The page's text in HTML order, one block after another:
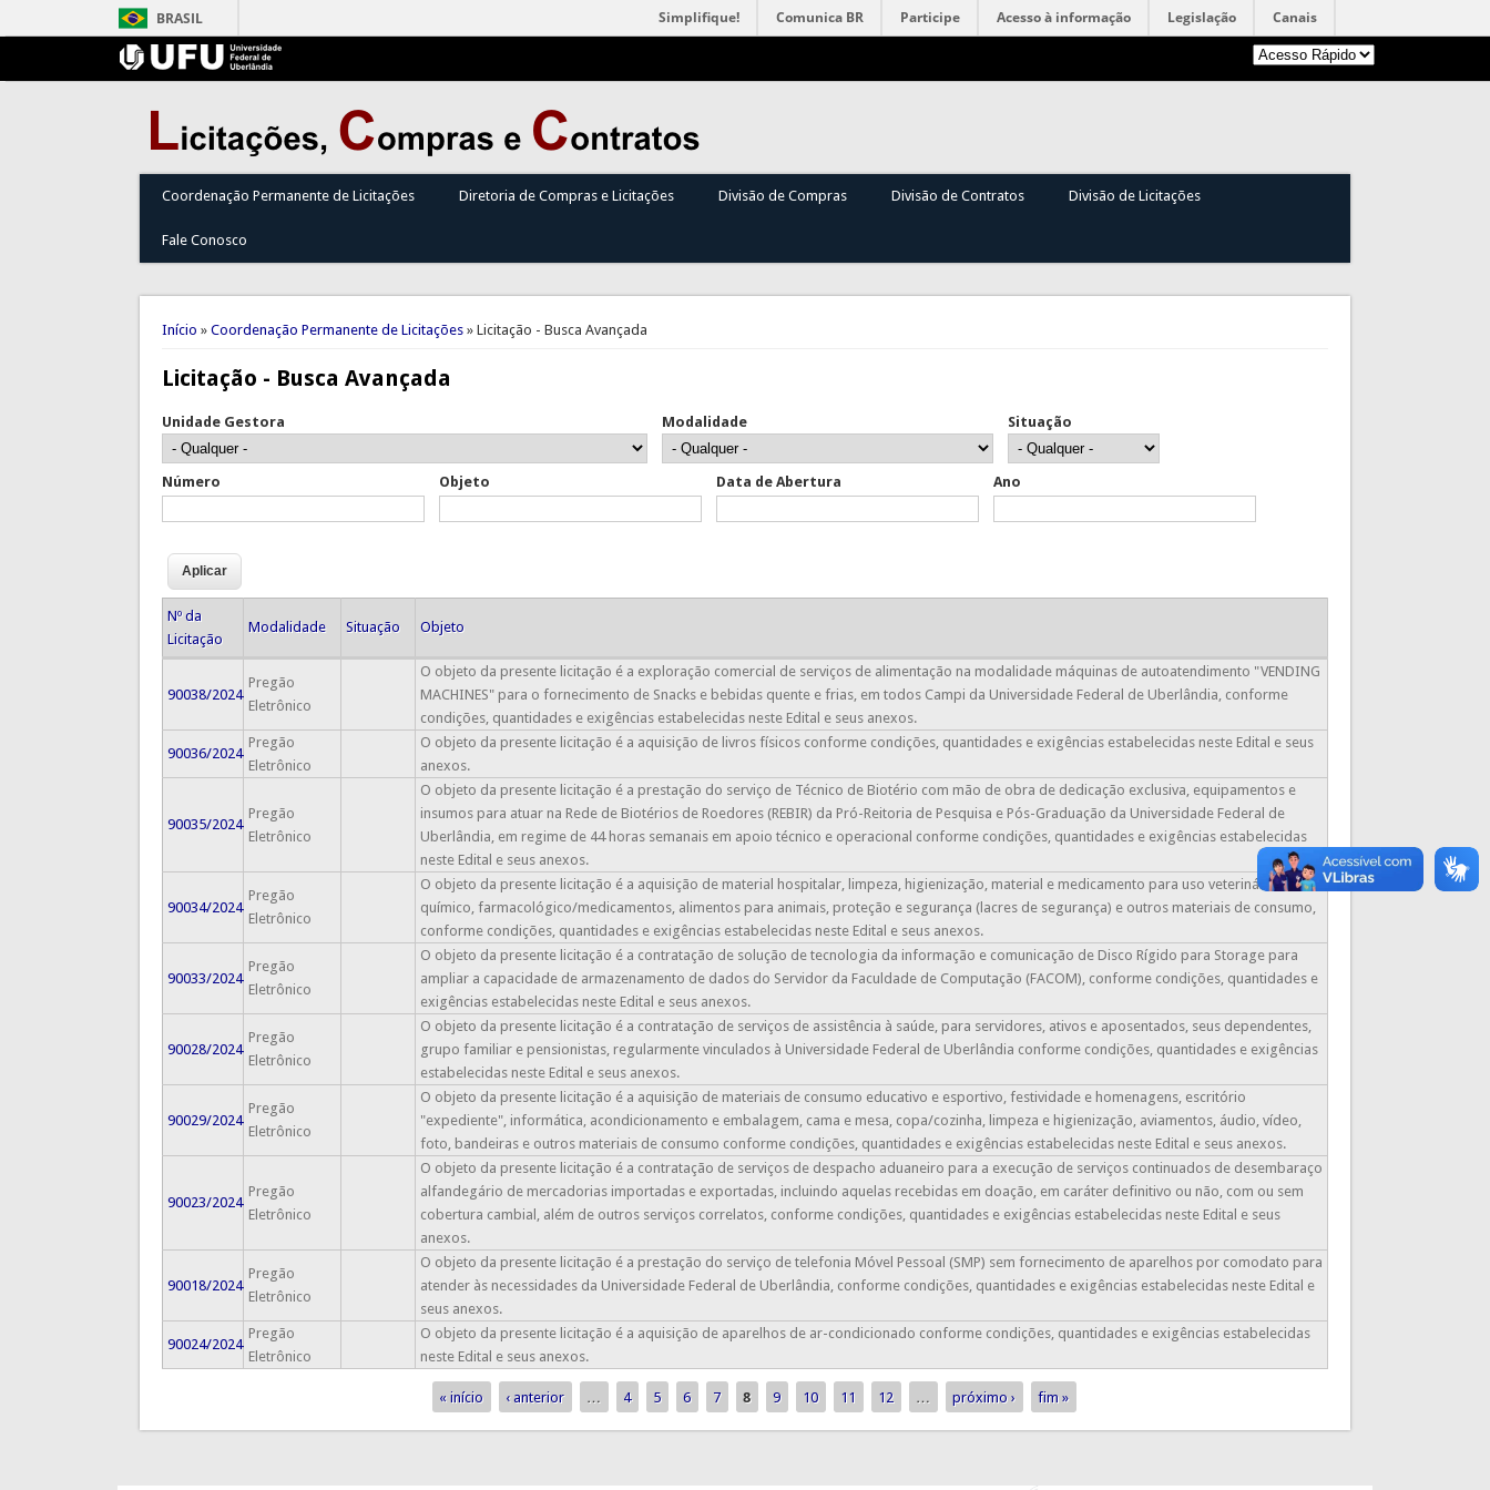
BRASIL Simplifique! Comunica BR Participe Acesso à informação Legislação Canais
Coordenação Permanente de Licitações Diretoria de Compras e Licitações Divisão de Compras Divisão de Contratos Divisão de Licitações
Fale Conosco
Você está aqui
Início » Coordenação Permanente de Licitações» Licitação - Busca Avançada
Licitação - Busca Avançada
Unidade Gestora Modalidade Situação
Número Objeto Data de Abertura Ano
Nº da
Licitação
Modalidade Situação Objeto
90038/2024
Pregão
Eletrônico
O objeto da presente licitação é a exploração comercial de serviços de alimentação na modalidade máquinas de autoatendimento "VENDING
MACHINES" para o fornecimento de Snacks e bebidas quente e frias, em todos Campi da Universidade Federal de Uberlândia, conforme
condições, quantidades e exigências estabelecidas neste Edital e seus anexos.
90036/2024
Pregão
Eletrônico
O objeto da presente licitação é a aquisição de livros físicos conforme condições, quantidades e exigências estabelecidas neste Edital e seus
anexos.
90035/2024
Pregão
Eletrônico
O objeto da presente licitação é a prestação do serviço de Técnico de Biotério com mão de obra de dedicação exclusiva, equipamentos e
insumos para atuar na Rede de Biotérios de Roedores (REBIR) da Pró-Reitoria de Pesquisa e Pós-Graduação da Universidade Federal de
Uberlândia, em regime de 44 horas semanais em apoio técnico e operacional conforme condições, quantidades e exigências estabelecidas
neste Edital e seus anexos.
90034/2024
Pregão
Eletrônico
O objeto da presente licitação é a aquisição de material hospitalar, limpeza, higienização, material e medicamento para uso veterinário,
químico, farmacológico/medicamentos, alimentos para animais, proteção e segurança (lacres de segurança) e outros materiais de consumo,
conforme condições, quantidades e exigências estabelecidas neste Edital e seus anexos.
90033/2024
Pregão
Eletrônico
O objeto da presente licitação é a contratação de solução de tecnologia da informação e comunicação de Disco Rígido para Storage para
ampliar a capacidade de armazenamento de dados do Servidor da Faculdade de Computação (FACOM), conforme condições, quantidades e
exigências estabelecidas neste Edital e seus anexos.
90028/2024
Pregão
Eletrônico
O objeto da presente licitação é a contratação de serviços de assistência à saúde, para servidores, ativos e aposentados, seus dependentes,
grupo familiar e pensionistas, regularmente vinculados à Universidade Federal de Uberlândia conforme condições, quantidades e exigências
estabelecidas neste Edital e seus anexos.
90029/2024
Pregão
Eletrônico
O objeto da presente licitação é a aquisição de materiais de consumo educativo e esportivo, festividade e homenagens, escritório
"expediente", informática, acondicionamento e embalagem, cama e mesa, copa/cozinha, limpeza e higienização, aviamentos, áudio, vídeo,
foto, bandeiras e outros materiais de consumo conforme condições, quantidades e exigências estabelecidas neste Edital e seus anexos.
90023/2024
Pregão
Eletrônico
O objeto da presente licitação é a contratação de serviços de despacho aduaneiro para a execução de serviços continuados de desembaraço
alfandegário de mercadorias importadas e exportadas, incluindo aquelas recebidas em doação, em caráter definitivo ou não, com ou sem
cobertura cambial, além de outros serviços correlatos, conforme condições, quantidades e exigências estabelecidas neste Edital e seus
anexos.
90018/2024
Pregão
Eletrônico
O objeto da presente licitação é a prestação do serviço de telefonia Móvel Pessoal (SMP) sem fornecimento de aparelhos por comodato para
atender às necessidades da Universidade Federal de Uberlândia, conforme condições, quantidades e exigências estabelecidas neste Edital e
seus anexos.
90024/2024
Pregão
Eletrônico
O objeto da presente licitação é a aquisição de aparelhos de ar-condicionado conforme condições, quantidades e exigências estabelecidas
neste Edital e seus anexos.
« início ‹ anterior … 4 5 6 7 8 9 10 11 12 … próximo › fim »